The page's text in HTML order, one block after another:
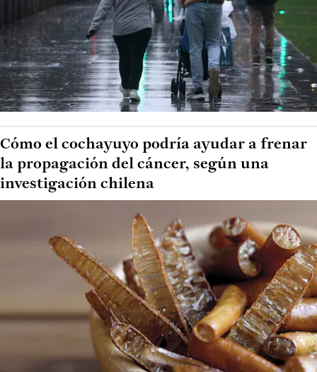
Cómo el cochayuyo podría ayudar a frenar
la propagación del cáncer, según una
investigación chilena